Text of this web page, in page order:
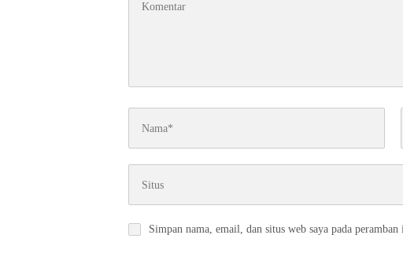
Simpan nama, email, dan situs web saya pada